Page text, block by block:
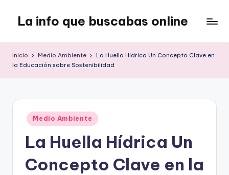
contenido
La info que buscabas online
para
Inicio Medio Ambiente
La Huella Hídrica Un Concepto Clave en
la Educación sobre Sostenibilidad
Publicado
en
Medio Ambiente
La Huella Hídrica Un
Concepto Clave en la